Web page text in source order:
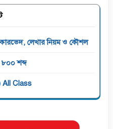
লেখার নিয়ম ও কৌশল
৮০০ শব্দ
All Class